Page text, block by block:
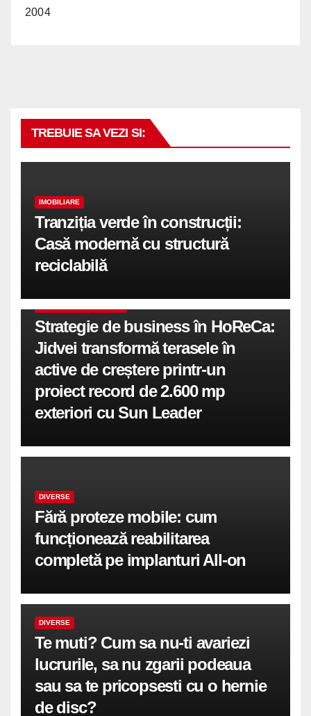
2004
TREBUIE SA VEZI SI:
IMOBILIARE
Tranziția verde în construcții:
Casă modernă cu structură
reciclabilă
Strategie de business în HoReCa:
Jidvei transformă terasele în
active de creștere printr-un
proiect record de 2.600 mp
exteriori cu Sun Leader
DIVERSE
Fără proteze mobile: cum
funcționează reabilitarea
completă pe implanturi All-on
DIVERSE
Te muti? Cum sa nu-ti avariezi
lucrurile, sa nu zgarii podeaua
sau sa te pricopsesti cu o hernie
de disc?